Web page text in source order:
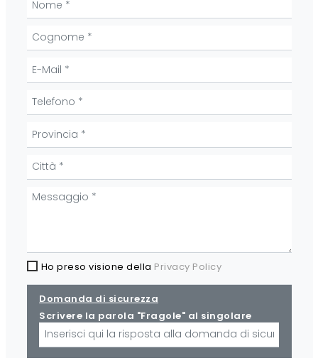
Ho preso visione della Privacy Policy
Domanda di sicurezza
Scrivere la parola "Fragole" al singolare